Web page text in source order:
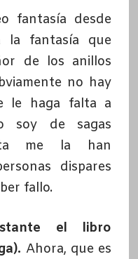
fantasía desde
la fantasía que
de los anillos
no hay
le haga falta a
soy de sagas
me la han
dispares
fallo.
el libro
Ahora, que es